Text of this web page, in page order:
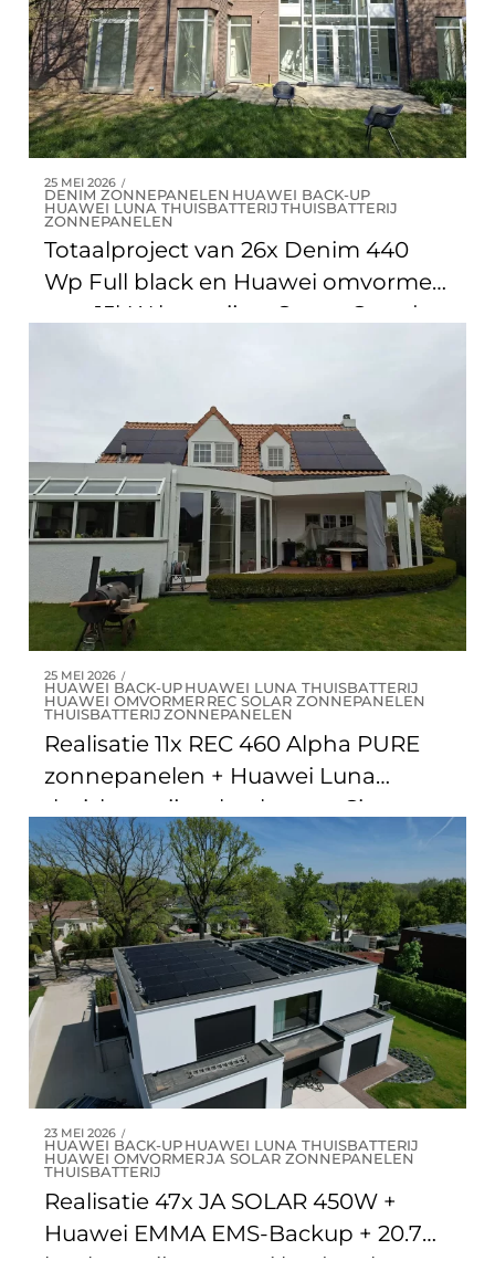
25 MEI 2026
DENIM ZONNEPANELEN HUAWEI BACK-UP
HUAWEI LUNA THUISBATTERIJ THUISBATTERIJ
ZONNEPANELEN
Totaalproject van 26x Denim 440
Wp Full black en Huawei omvormer
met 15kW batterij en Smart Guard +
te Wezembeek-Oppem
25 MEI 2026
HUAWEI BACK-UP HUAWEI LUNA THUISBATTERIJ
HUAWEI OMVORMER REC SOLAR ZONNEPANELEN
THUISBATTERIJ ZONNEPANELEN
Realisatie 11x REC 460 Alpha PURE
zonnepanelen + Huawei Luna
thuisbatterij en back-up te Sint-
Genesius-rode
23 MEI 2026
HUAWEI BACK-UP HUAWEI LUNA THUISBATTERIJ
HUAWEI OMVORMERJA SOLAR ZONNEPANELEN
THUISBATTERIJ
Realisatie 47x JA SOLAR 450W +
Huawei EMMA EMS-Backup + 20.7
kW batterij + Huawei laadpaal te